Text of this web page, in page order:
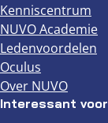
Kenniscentrum
NUVO Academie
Ledenvoordelen
Oculus
Over NUVO
Interessant